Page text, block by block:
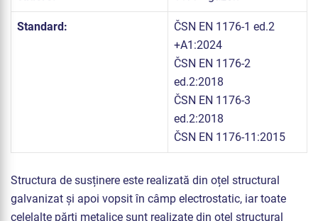
Standard:
ČSN EN 1176-1 ed.2
+A1:2024
ČSN EN 1176-2
ed.2:2018
ČSN EN 1176-3
ed.2:2018
ČSN EN 1176-11:2015
Structura de susținere este realizată din oțel structural
galvanizat și apoi vopsit în câmp electrostatic, iar toate
celelalte părți metalice sunt realizate din oțel structural